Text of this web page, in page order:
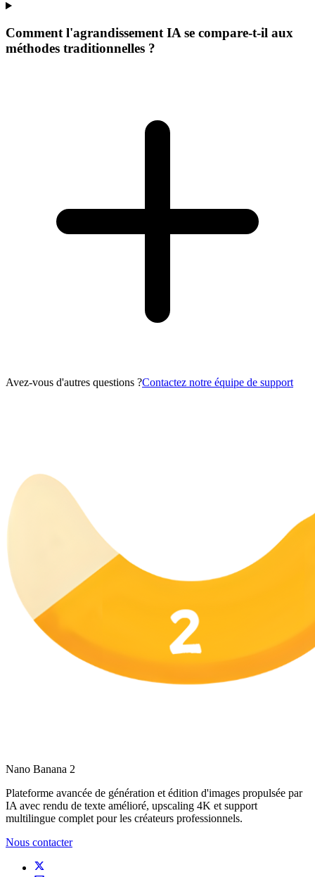
Comment l'agrandissement IA se compare-t-il aux
méthodes traditionnelles ?
Avez-vous d'autres questions ?Contactez notre équipe de support
Nano Banana 2
Plateforme avancée de génération et édition d'images propulsée par
IA avec rendu de texte amélioré, upscaling 4K et support
multilingue complet pour les créateurs professionnels.
Nous contacter